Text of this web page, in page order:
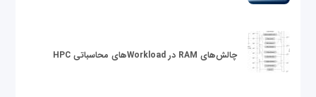
چالش‌های RAM در Workloadهای محاسباتی HPC